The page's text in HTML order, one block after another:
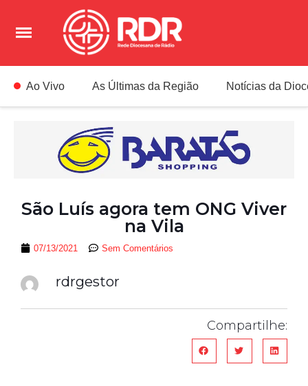
Ao Vivo As Últimas da Região Notícias da
São Luís agora tem ONG Viver
na Vila
07/13/2021 Sem Comentários
rdrgestor
Compartilhe: